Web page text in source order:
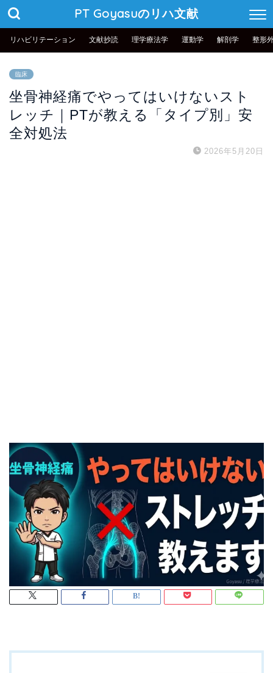
PT Goyasuのリハ文献
リハビリテーション 文献抄読 理学療法学 運動学 解剖学 整形
臨床
坐骨神経痛でやってはいけないスト
レッチ｜PTが教える「タイプ別」安
全対処法
2026年5月20日